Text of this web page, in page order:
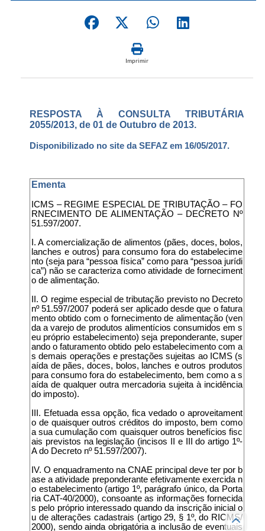
Imprimir
RESPOSTA À CONSULTA TRIBUTÁRIA
2055/2013, de 01 de Outubro de 2013.
Disponibilizado no site da SEFAZ em 16/05/2017.
Ementa
ICMS – REGIME ESPECIAL DE TRIBUTAÇÃO – FO
RNECIMENTO DE ALIMENTAÇÃO – DECRETO Nº
51.597/2007.
I. A comercialização de alimentos (pães, doces, bolos,
lanches e outros) para consumo fora do estabelecime
nto (seja para “pessoa física” como para “pessoa jurídi
ca”) não se caracteriza como atividade de forneciment
o de alimentação.
II. O regime especial de tributação previsto no Decreto
nº 51.597/2007 poderá ser aplicado desde que o fatura
mento obtido com o fornecimento de alimentação (ven
da a varejo de produtos alimentícios consumidos em s
eu próprio estabelecimento) seja preponderante, super
ando o faturamento obtido pelo estabelecimento com a
s demais operações e prestações sujeitas ao ICMS (s
aída de pães, doces, bolos, lanches e outros produtos
para consumo fora do estabelecimento, bem como a s
aída de qualquer outra mercadoria sujeita à incidência
do imposto).
III. Efetuada essa opção, fica vedado o aproveitament
o de quaisquer outros créditos do imposto, bem como
a sua cumulação com quaisquer outros benefícios fisc
ais previstos na legislação (incisos II e III do artigo 1º-
A do Decreto nº 51.597/2007).
IV. O enquadramento na CNAE principal deve ter por b
ase a atividade preponderante efetivamente exercida n
o estabelecimento (artigo 1º, parágrafo único, da Porta
ria CAT-40/2000), consoante as informações fornecida
s pelo próprio interessado quando da inscrição inicial o
u de alterações cadastrais (artigo 29, § 1º, do RICMS/
2000), sendo ainda obrigatória a inclusão de eventuais